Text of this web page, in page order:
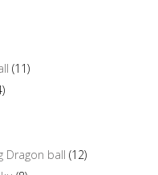
(11)
Dragon ball (12)